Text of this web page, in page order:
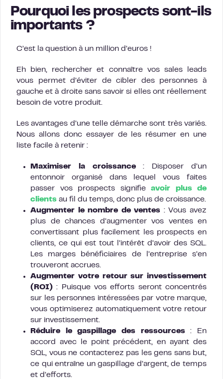
Pourquoi les prospects sont-ils
importants ?
C’est la question à un million d’euros !
Eh bien, rechercher et connaître vos sales leads
vous permet d’éviter de cibler des personnes à
gauche et à droite sans savoir si elles ont réellement
besoin de votre produit.
Les avantages d’une telle démarche sont très variés.
Nous allons donc essayer de les résumer en une
liste facile à retenir :
Maximiser la croissance: Disposer d’un
entonnoir organisé dans lequel vous faites
passer vos prospects signifie avoir plus de
clients au fil du temps, donc plus de croissance.
Augmenter le nombre de ventes : Vous avez
plus de chances d’augmenter vos ventes en
convertissant plus facilement les prospects en
clients, ce qui est tout l’intérêt d’avoir des SQL.
Les marges bénéficiaires de l’entreprise s’en
trouveront accrues.
Augmenter votre retour sur investissement
(ROI) : Puisque vos efforts seront concentrés
sur les personnes intéressées par votre marque,
vous optimiserez automatiquement votre retour
sur investissement.
Réduire le gaspillage des ressources: En
accord avec le point précédent, en ayant des
SQL, vous ne contacterez pas les gens sans but,
ce qui entraîne un gaspillage d’argent, de temps
et d’efforts.